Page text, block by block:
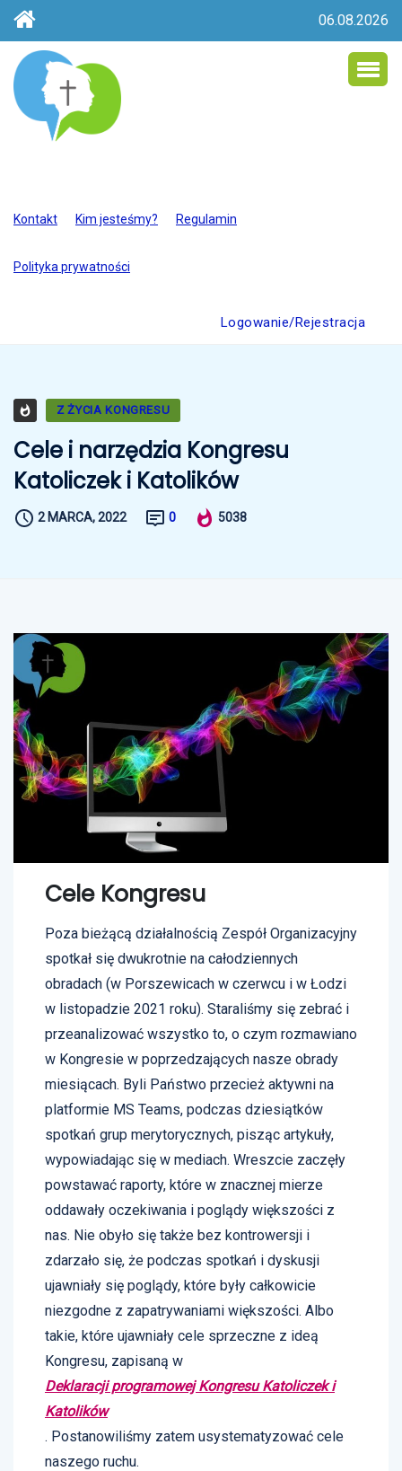
06.08.2026
Kontakt Kim jesteśmy? Regulamin
Polityka prywatności
Logowanie/Rejestracja
Z ŻYCIA KONGRESU
Cele i narzędzia Kongresu
Katoliczek i Katolików
2 MARCA, 2022 0 5038
Cele Kongresu
Poza bieżącą działalnością Zespół Organizacyjny
spotkał się dwukrotnie na całodziennych
obradach (w Porszewicach w czerwcu i w Łodzi
w listopadzie 2021 roku). Staraliśmy się zebrać i
przeanalizować wszystko to, o czym rozmawiano
w Kongresie w poprzedzających nasze obrady
miesiącach. Byli Państwo przecież aktywni na
platformie MS Teams, podczas dziesiątków
spotkań grup merytorycznych, pisząc artykuły,
wypowiadając się w mediach. Wreszcie zaczęły
powstawać raporty, które w znacznej mierze
oddawały oczekiwania i poglądy większości z
nas. Nie obyło się także bez kontrowersji i
zdarzało się, że podczas spotkań i dyskusji
ujawniały się poglądy, które były całkowicie
niezgodne z zapatrywaniami większości. Albo
takie, które ujawniały cele sprzeczne z ideą
Kongresu, zapisaną w
Deklaracji programowej Kongresu Katoliczek i
Katolików
. Postanowiliśmy zatem usystematyzować cele
naszego ruchu.